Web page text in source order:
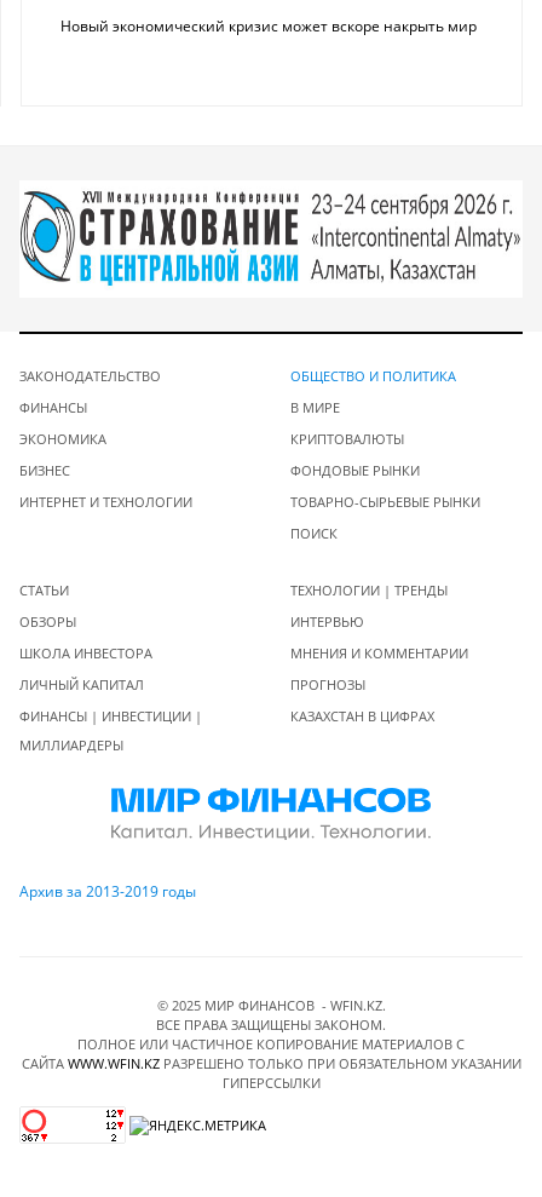
Новый экономический кризис может вскоре накрыть мир
ЗАКОНОДАТЕЛЬСТВО
ФИНАНСЫ
ЭКОНОМИКА
БИЗНЕС
ИНТЕРНЕТ И ТЕХНОЛОГИИ
ОБЩЕСТВО И ПОЛИТИКА
В МИРЕ
КРИПТОВАЛЮТЫ
ФОНДОВЫЕ РЫНКИ
ТОВАРНО-СЫРЬЕВЫЕ РЫНКИ
ПОИСК
СТАТЬИ
ОБЗОРЫ
ШКОЛА ИНВЕСТОРА
ЛИЧНЫЙ КАПИТАЛ
ФИНАНСЫ | ИНВЕСТИЦИИ |
МИЛЛИАРДЕРЫ
ТЕХНОЛОГИИ | ТРЕНДЫ
ИНТЕРВЬЮ
МНЕНИЯ И КОММЕНТАРИИ
ПРОГНОЗЫ
КАЗАХСТАН В ЦИФРАХ
Архив за 2013-2019 годы
© 2025 МИР ФИНАНСОВ - WFIN.KZ.
ВСЕ ПРАВА ЗАЩИЩЕНЫ ЗАКОНОМ.
ПОЛНОЕ ИЛИ ЧАСТИЧНОЕ КОПИРОВАНИЕ МАТЕРИАЛОВ C
САЙТА WWW.WFIN.KZРАЗРЕШЕНО ТОЛЬКО ПРИ ОБЯЗАТЕЛЬНОМ УКАЗАНИИ
ГИПЕРССЫЛКИ